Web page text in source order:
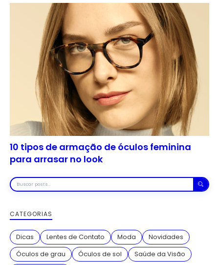
10 tipos de armação de óculos feminina
para arrasar no look
Buscar
posts
CATEGORIAS
Dicas Lentes de Contato Moda
Novidades
Óculos de grau
Óculos de sol
Saúde da Visão